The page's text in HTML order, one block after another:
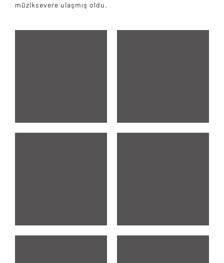
müziksevere ulaşmış oldu.